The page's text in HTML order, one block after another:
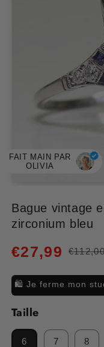
média
1
dans
modale
FAIT MAIN PAR
OLIVIA
Bague vintage
zirconium bleu
Prix
Prix
€27,99
🛍️ Je ferme mon
Taille
6 7 8